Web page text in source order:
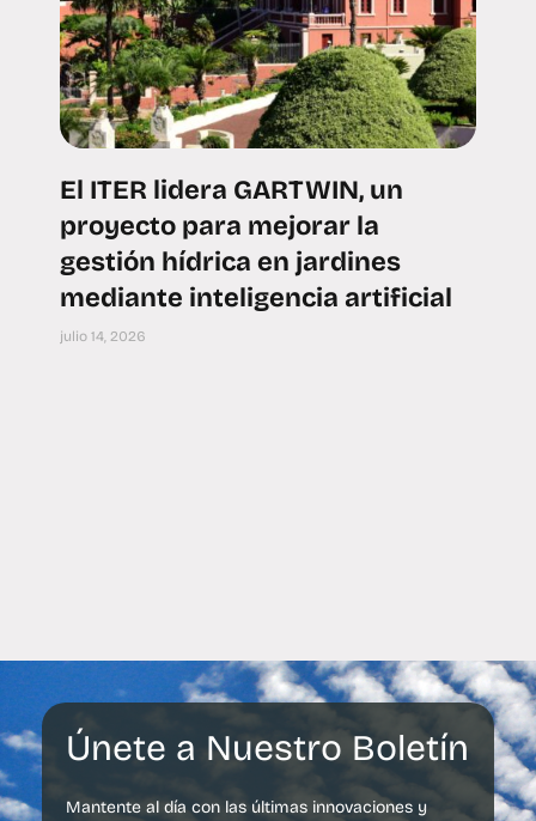
El ITER lidera GARTWIN, un
proyecto para mejorar la
gestión hídrica en jardines
mediante inteligencia artificial
julio 14, 2026
Únete a Nuestro Boletín
Mantente al día con las últimas innovaciones y